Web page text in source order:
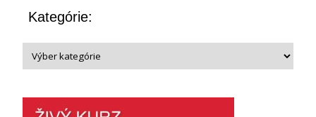
Kategórie: